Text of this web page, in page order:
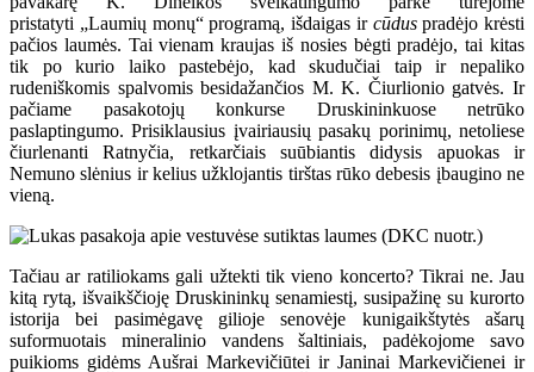
pristatyti „Laumių monų“ programą, išdaigas ir cūduspradėjo krėsti
pačios laumės. Tai vienam kraujas iš nosies bėgti pradėjo, tai kitas
tik po kurio laiko pastebėjo, kad skudučiai taip ir nepaliko
rudeniškomis spalvomis besidažančios M. K. Čiurlionio gatvės. Ir
pačiame pasakotojų konkurse Druskininkuose netrūko
paslaptingumo. Prisiklausius įvairiausių pasakų porinimų, netoliese
čiurlenanti Ratnyčia, retkarčiais suūbiantis didysis apuokas ir
Nemuno slėnius ir kelius užklojantis tirštas rūko debesis įbaugino ne
vieną.
Tačiau ar ratiliokams gali užtekti tik vieno koncerto? Tikrai ne. Jau
kitą rytą, išvaikščioję Druskininkų senamiestį, susipažinę su kurorto
istorija bei pasimėgavę gilioje senovėje kunigaikštytės ašarų
suformuotais mineralinio vandens šaltiniais, padėkojome savo
puikioms gidėms Aušrai Markevičiūtei ir Janinai Markevičienei ir